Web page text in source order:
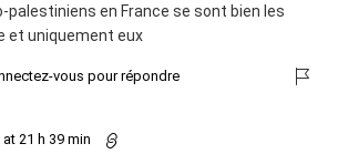
palestiniens en France se sont bien les
et uniquement eux
vous pour répondre
21 h 39 min